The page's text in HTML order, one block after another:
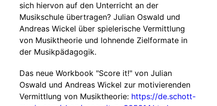
sich hiervon auf den Unterricht an der
Musikschule übertragen? Julian Oswald und
Andreas Wickel über spielerische Vermittlung
von Musiktheorie und lohnende Zielformate in
der Musikpädagogik.
Das neue Workbook "Score it!" von Julian
Oswald und Andreas Wickel zur motivierenden
Vermittlung von Musiktheorie: https://de.schott-